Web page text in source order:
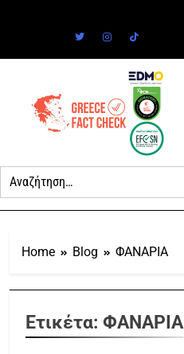
Home Blog ΦΑΝΑΡΙΑ
Ετικέτα: ΦΑΝΑΡΙΑ